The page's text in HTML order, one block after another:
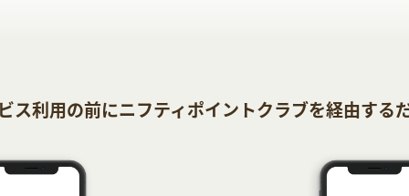
ス利用の前にニフティポイントクラブを経由する